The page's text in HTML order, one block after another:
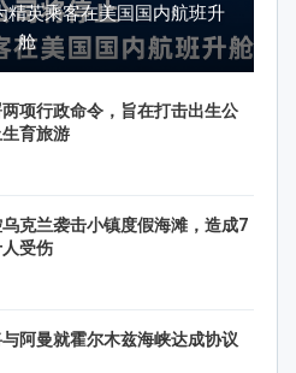
精英乘客在美国国内航班升
舱
项行政命令，旨在打击出生公
育旅游
克兰袭击小镇度假海滩，造成7
受伤
阿曼就霍尔木兹海峡达成协议